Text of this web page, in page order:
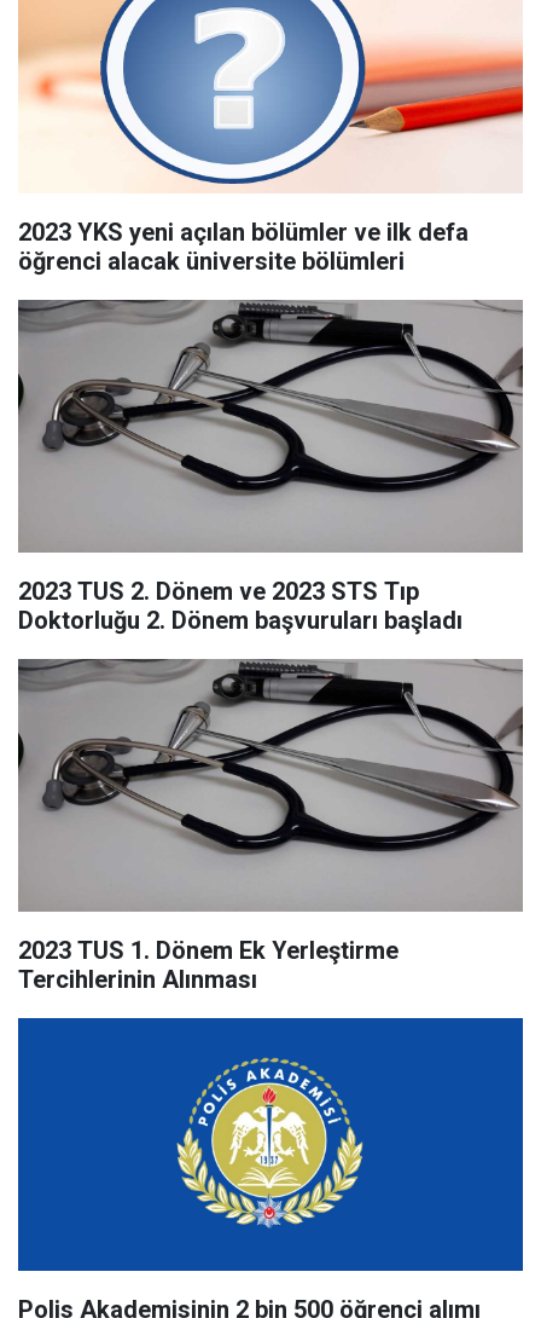
2023 YKS yeni açılan bölümler ve ilk defa
öğrenci alacak üniversite bölümleri
2023 TUS 2. Dönem ve 2023 STS Tıp
Doktorluğu 2. Dönem başvuruları başladı
2023 TUS 1. Dönem Ek Yerleştirme
Tercihlerinin Alınması
Polis Akademisinin 2 bin 500 öğrenci alımı